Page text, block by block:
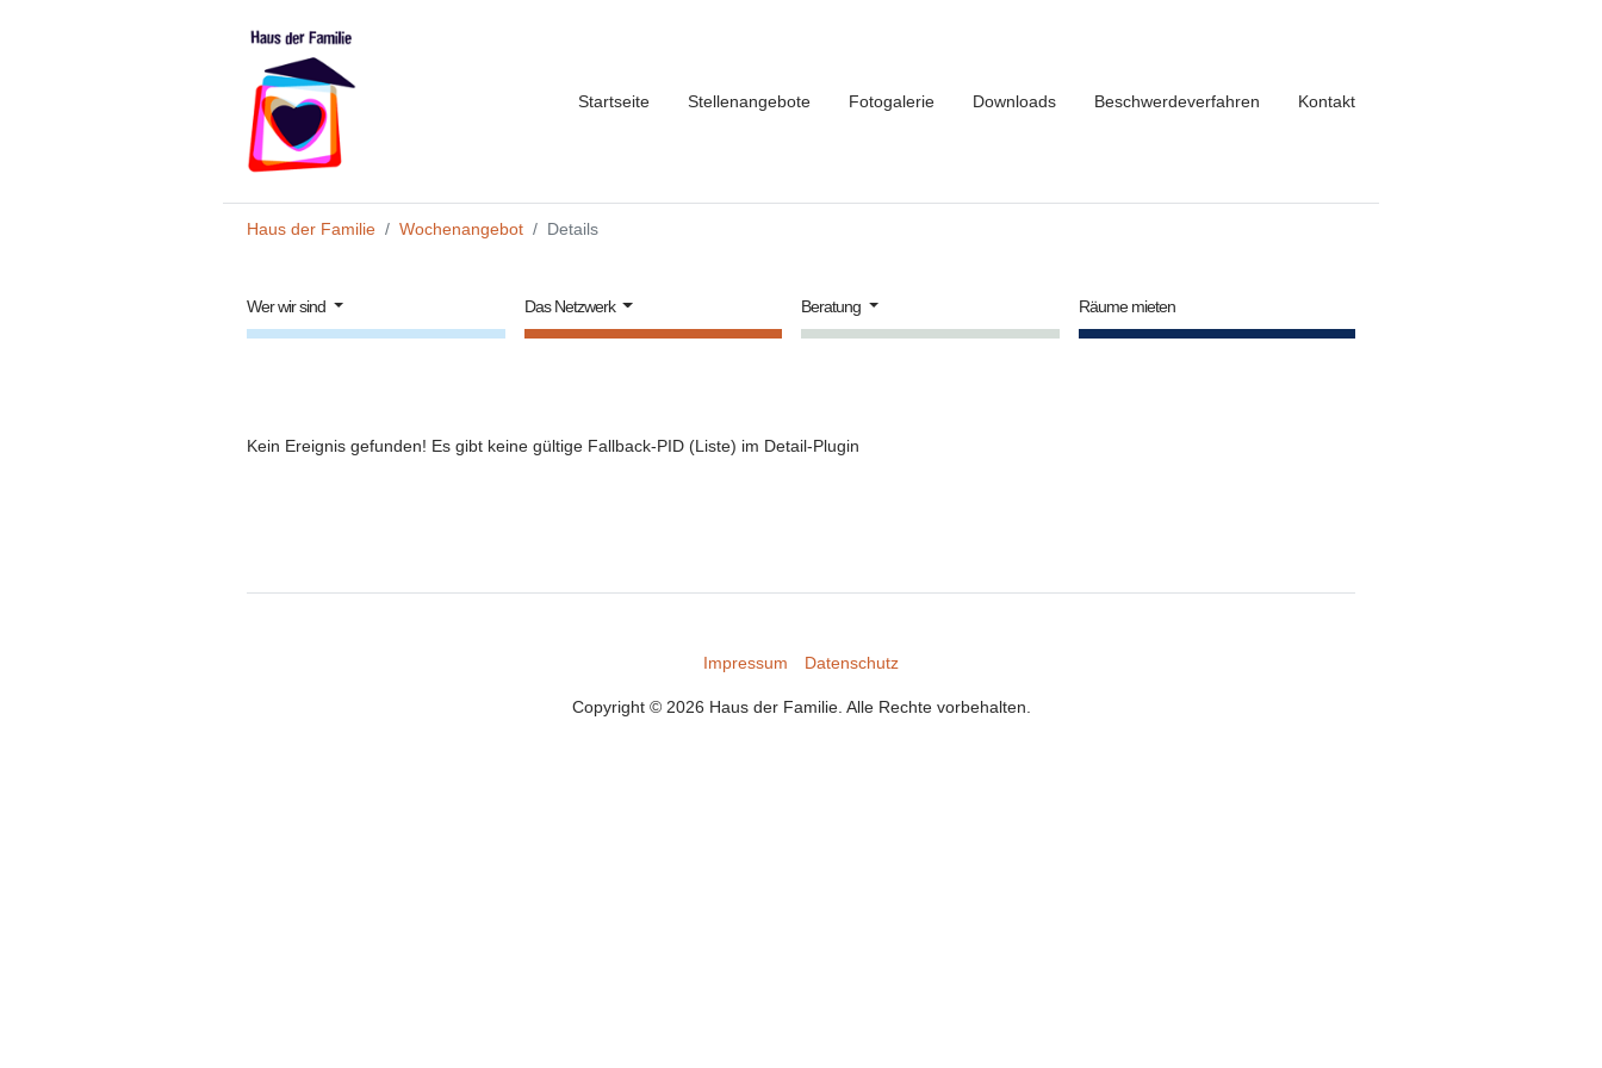
Startseite Stellenangebote Fotogalerie Downloads Beschwerdeverfahren Kontakt
Haus der Familie
Wochenangebot Details
Wer wir sind Das Netzwerk Beratung Räume mieten
Kein Ereignis gefunden! Es gibt keine gültige Fallback-PID (Liste) im Detail-Plugin
Impressum Datenschutz
Copyright © 2026 Haus der Familie. Alle Rechte vorbehalten.